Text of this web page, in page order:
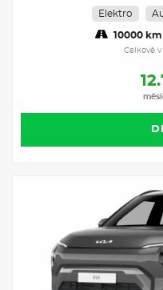
Elektro
10000
Celkově